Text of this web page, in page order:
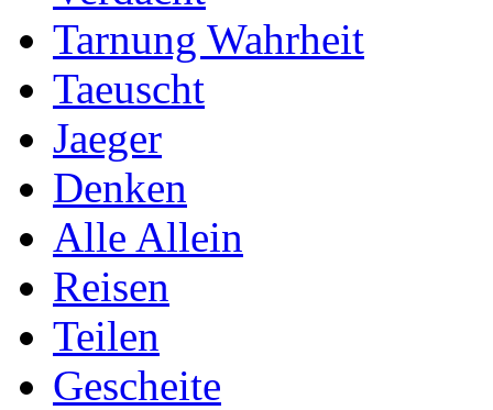
Tarnung Wahrheit
Taeuscht
Jaeger
Denken
Alle Allein
Reisen
Teilen
Gescheite